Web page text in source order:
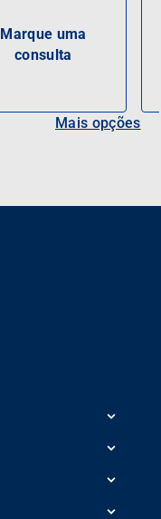
Marque uma
consulta
Mais opções